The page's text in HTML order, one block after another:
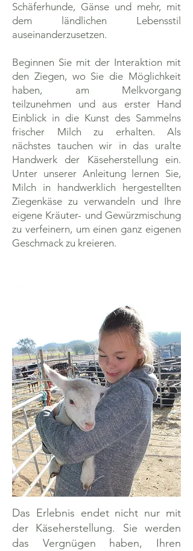
Schäferhunde, Gänse und mehr, mit
dem ländlichen Lebensstil
auseinanderzusetzen.
Beginnen Sie mit der Interaktion mit
den Ziegen, wo Sie die Möglichkeit
haben, am Melkvorgang
teilzunehmen und aus erster Hand
Einblick in die Kunst des Sammelns
frischer Milch zu erhalten. Als
nächstes tauchen wir in das uralte
Handwerk der Käseherstellung ein.
Unter unserer Anleitung lernen Sie,
Milch in handwerklich hergestellten
Ziegenkäse zu verwandeln und Ihre
eigene Kräuter- und Gewürzmischung
zu verfeinern, um einen ganz eigenen
Geschmack zu kreieren.
Das Erlebnis endet nicht nur mit
der Käseherstellung. Sie werden
das Vergnügen haben, Ihren